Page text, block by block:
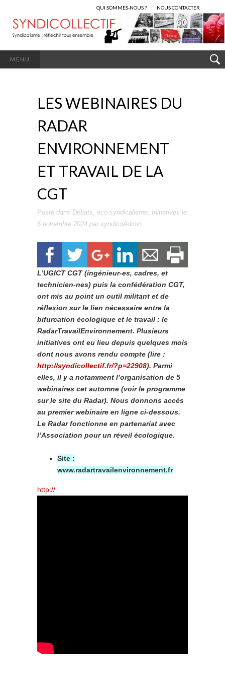
QUI SOMMES-NOUS ? NOUS CONTACTER
MENU
LES WEBINAIRES DU
RADAR
ENVIRONNEMENT
ET TRAVAIL DE LA
CGT
Posté dans Débats, eco-syndicalisme, Initiatives le
6 novembre 2024 par syndicoAdmin.
L’UGICT CGT (ingénieur-es, cadres, et
technicien-nes) puis la confédération CGT,
ont mis au point un outil militant et de
réflexion sur le lien nécessaire entre la
bifurcation écologique et le travail : le
RadarTravailEnvironnement. Plusieurs
initiatives ont eu lieu depuis quelques mois
dont nous avons rendu compte (lire :
http://syndicollectif.fr/?p=22908). Parmi
elles, il y a notamment l’organisation de 5
webinaires cet automne (voir le programme
sur le site du Radar). Nous donnons accès
au premier webinaire en ligne ci-dessous.
Le Radar fonctionne en partenariat avec
l’Association pour un réveil écologique.
Site :
www.radartravailenvironnement.fr
http://